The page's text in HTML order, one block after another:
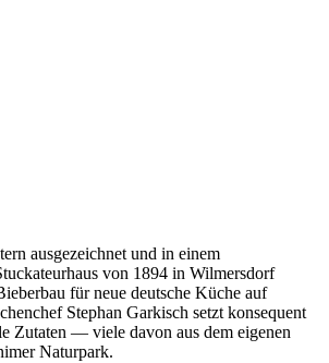
ausgezeichnet und in einem
von 1894 in Wilmersdorf
für neue deutsche Küche auf
Stephan Garkisch setzt konsequent
Zutaten — viele davon aus dem eigenen
Naturpark.